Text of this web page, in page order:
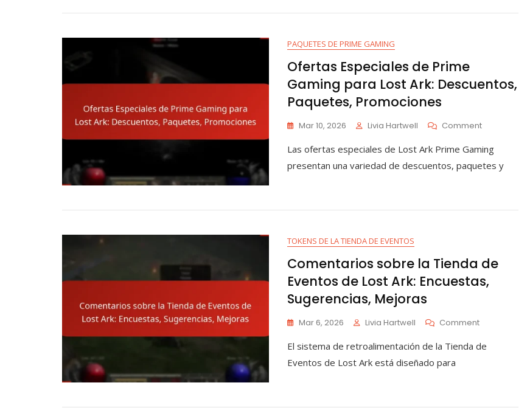
Ark:
Elegibilidad,
PAQUETES DE PRIME GAMING
Ofertas Especiales de Prime
Gaming para Lost Ark: Descuentos,
Paquetes, Promociones
Mar 10, 2026 Livia Hartwell CommentOn
Especiales
De
Prime
Lost
Promociones
Las ofertas especiales de Lost Ark Prime Gaming
presentan una variedad de descuentos, paquetes y
TOKENS DE LA TIENDA DE EVENTOS
Comentarios sobre la Tienda de
Eventos de Lost Ark: Encuestas,
Sugerencias, Mejoras
Mar 6, 2026 Livia Hartwell CommentOn
Sobre
El sistema de retroalimentación de la Tienda de
Eventos de Lost Ark está diseñado para